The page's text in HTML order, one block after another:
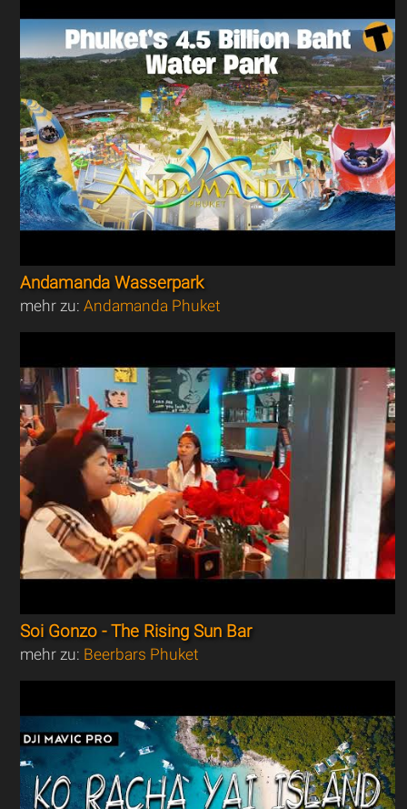
Andamanda Wasserpark
mehr zu:Andamanda Phuket
Soi Gonzo - The Rising Sun Bar
mehr zu: Beerbars Phuket